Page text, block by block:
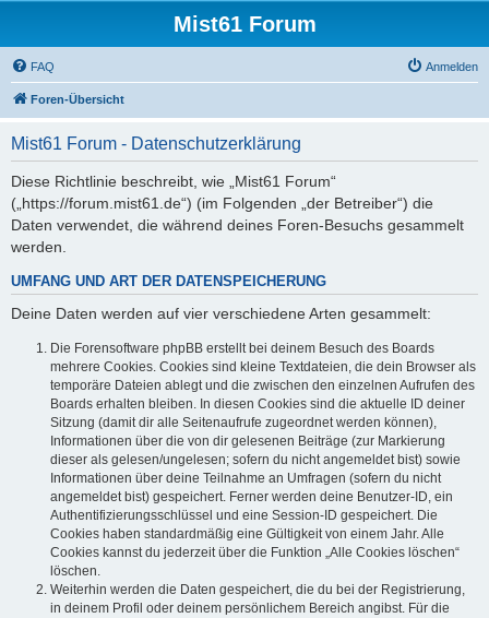
Mist61 Forum
FAQ Anmelden
Foren-Übersicht
Mist61 Forum - Datenschutzerklärung
Diese Richtlinie beschreibt, wie „Mist61 Forum“
(„https://forum.mist61.de“) (im Folgenden „der Betreiber“) die
Daten verwendet, die während deines Foren-Besuchs gesammelt
werden.
UMFANG UND ART DER DATENSPEICHERUNG
Deine Daten werden auf vier verschiedene Arten gesammelt:
Die Forensoftware phpBB erstellt bei deinem Besuch des Boards
mehrere Cookies. Cookies sind kleine Textdateien, die dein Browser als
temporäre Dateien ablegt und die zwischen den einzelnen Aufrufen des
Boards erhalten bleiben. In diesen Cookies sind die aktuelle ID deiner
Sitzung (damit dir alle Seitenaufrufe zugeordnet werden können),
Informationen über die von dir gelesenen Beiträge (zur Markierung
dieser als gelesen/ungelesen; sofern du nicht angemeldet bist) sowie
Informationen über deine Teilnahme an Umfragen (sofern du nicht
angemeldet bist) gespeichert. Ferner werden deine Benutzer-ID, ein
Authentifizierungsschlüssel und eine Session-ID gespeichert. Die
Cookies haben standardmäßig eine Gültigkeit von einem Jahr. Alle
Cookies kannst du jederzeit über die Funktion „Alle Cookies löschen“
löschen.
Weiterhin werden die Daten gespeichert, die du bei der Registrierung,
in deinem Profil oder deinem persönlichem Bereich angibst. Für die